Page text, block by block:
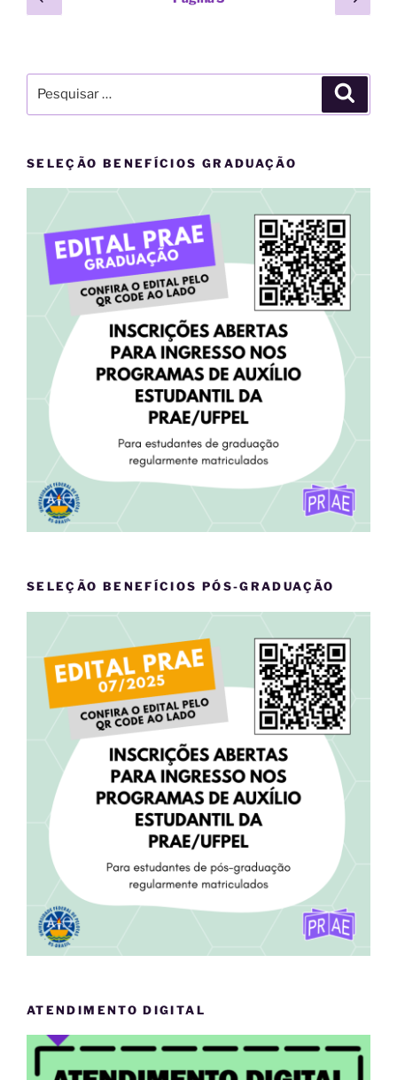
deanterior
por:
SELEÇÃO BENEFÍCIOS GRADUAÇÃO
SELEÇÃO BENEFÍCIOS PÓS-GRADUAÇÃO
ATENDIMENTO DIGITAL